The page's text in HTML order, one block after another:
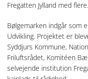
Fregatten Jylland med flere.
Bølgemarken indgår som
Udvikling. Projektet er
Syddjurs Kommune,
Friluftsrådet, Komitéen
selvejende institution